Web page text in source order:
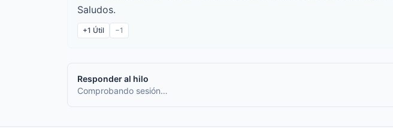
Saludos.
+1 Útil −1
Responder al hilo
Comprobando sesión…